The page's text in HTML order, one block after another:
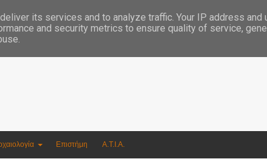
Επιστήμη Α.Τ.Ι.Α.
its services and to analyze traffic. Your IP address and
and security metrics to ensure quality of service,